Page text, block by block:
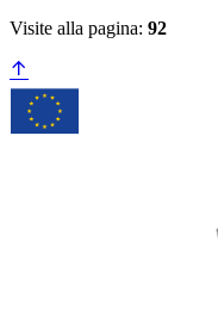
Visite alla pagina: 92